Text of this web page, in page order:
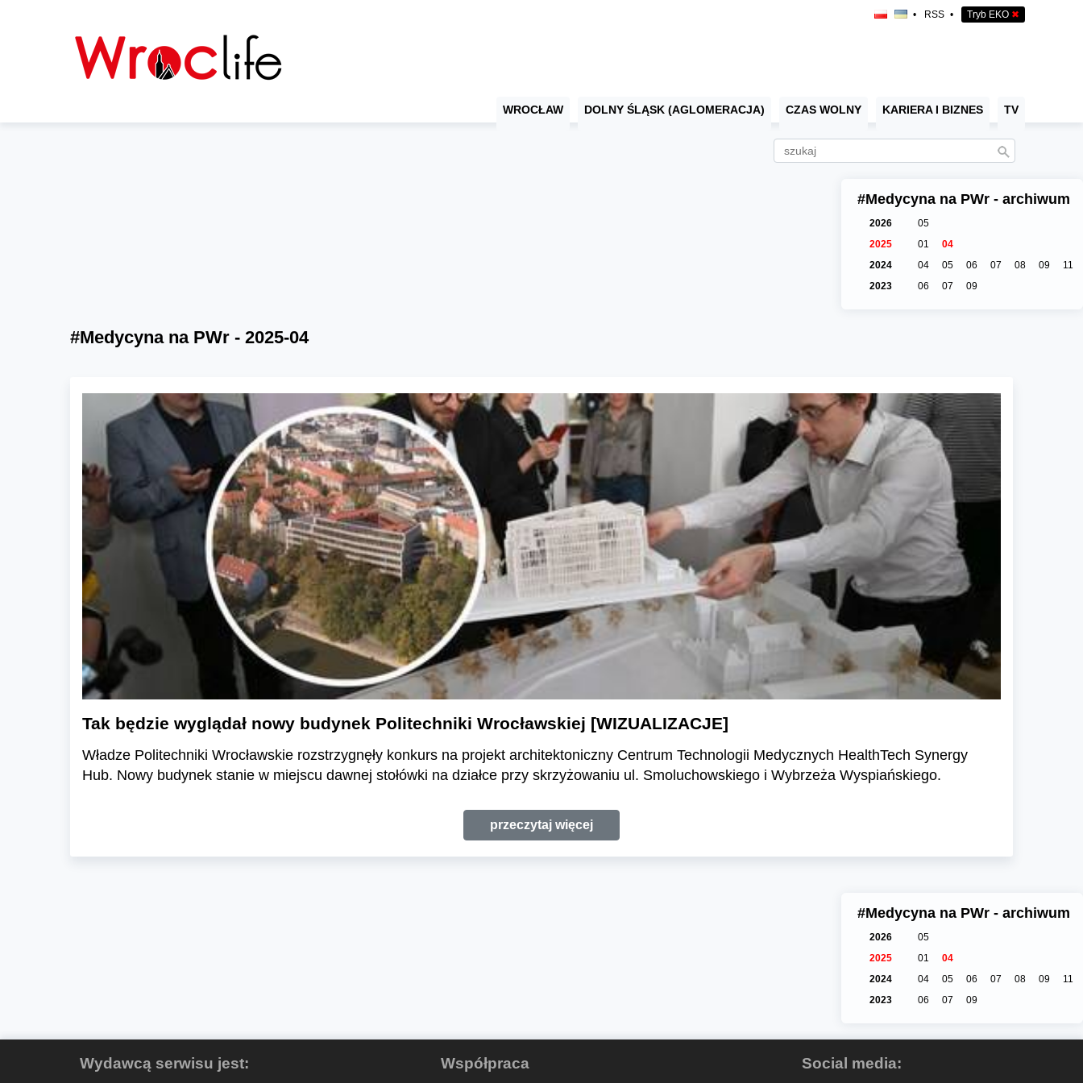
• RSS • Tryb EKO ✖
WROCŁAW DOLNY ŚLĄSK (AGLOMERACJA) CZAS WOLNY KARIERA I BIZNES TV
#Medycyna na PWr - archiwum
2026
05
2025
01
04
2024
04 05 06 07 08 09
11
2023
06 07 09
#Medycyna na PWr - 2025-04
Tak będzie wyglądał nowy budynek Politechniki Wrocławskiej [WIZUALIZACJE]
Władze Politechniki Wrocławskie rozstrzygnęły konkurs na projekt architektoniczny Centrum Technologii Medycznych HealthTech Synergy
Hub. Nowy budynek stanie w miejscu dawnej stołówki na działce przy skrzyżowaniu ul. Smoluchowskiego i Wybrzeża Wyspiańskiego.
przeczytaj więcej
#Medycyna na PWr - archiwum
2026
05
2025
01
04
2024
04 05 06 07 08 09
11
2023
06 07 09
Wydawcą serwisu jest: Współpraca Social media: